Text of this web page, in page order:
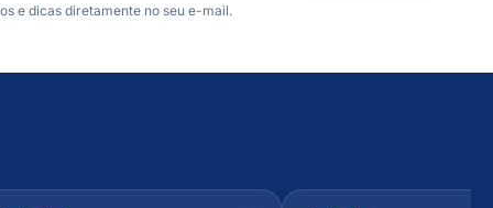
e dicas diretamente no seu e-mail.